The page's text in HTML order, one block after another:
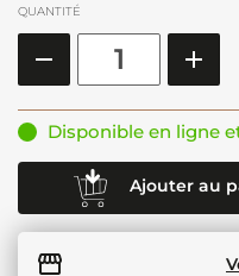
QUANTITÉ
Disponible en ligne
Ajouter au